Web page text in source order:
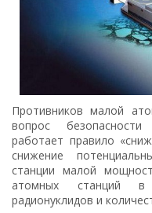
Противников малой
вопрос
работает правило
снижение
станции малой
атомных станций в
радионуклидов и